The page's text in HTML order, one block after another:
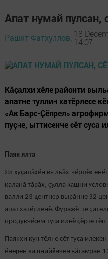
Апат нумай пулсан,
Рашит Фатхуллов, 18
14:07
Кӑҫалхи хӗле районти
апатне туллин хатӗрлесе
«Ак Барс-Ҫӗпрел»
пуҫне, ыттисенче сӗт суса
Паян ялта
Ял хуçалăхӗн выльӑх-чӗрлӗх
каланӑ тӑрӑх, çулла кашни
валли 23 центнер вырӑнне 32
апат хатӗрленӗ. Фуражӗ те
продукчӗсем туса илнӗ çӗрте
Паянхи кун тӗлне сӗт туса
ӗнерен кашнийӗнчен вăтамран